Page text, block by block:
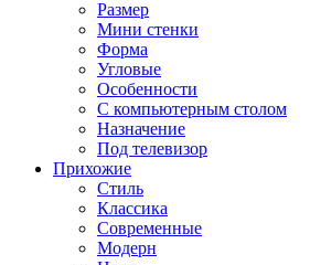
Размер
Мини стенки
Форма
Угловые
Особенности
С компьютерным столом
Назначение
Под телевизор
Прихожие
Стиль
Классика
Современные
Модерн